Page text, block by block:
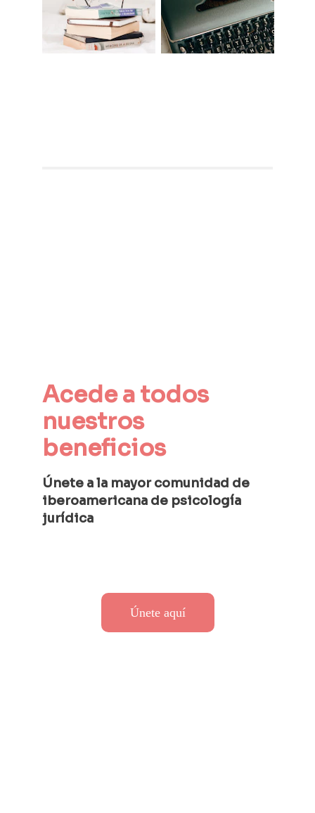
Acede a todos
nuestros
beneficios
Únete a la mayor comunidad de
iberoamericana de psicología
jurídica
Únete aquí